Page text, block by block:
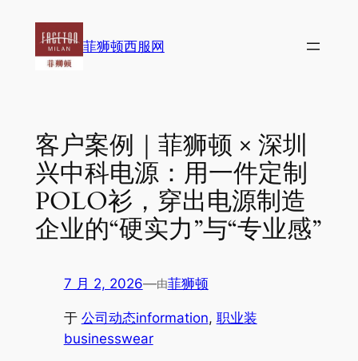
菲狮顿西服网
客户案例｜菲狮顿 × 深圳
兴中科电源：用一件定制
POLO衫，穿出电源制造
企业的“硬实力”与“专业感”
7 月 2, 2026—由菲狮顿
于 公司动态information, 职业装
businesswear